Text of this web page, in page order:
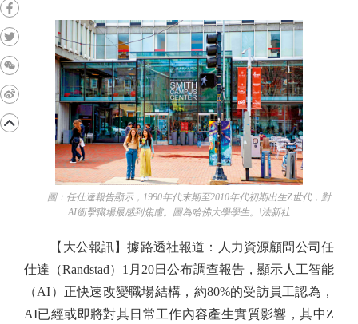
圖：任仕達報告顯示，1990年代末期至2010年代初期出生Z世代，對
AI衝擊職場最感到焦慮。圖為哈佛大學學生。\法新社
【大公報訊】據路透社報道：人力資源顧問公司任
仕達（Randstad）1月20日公布調查報告，顯示人工智能
（AI）正快速改變職場結構，約80%的受訪員工認為，
AI已經或即將對其日常工作內容產生實質影響，其中Z